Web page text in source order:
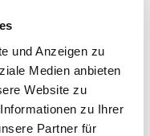
und Anzeigen zu
Medien anbieten
Website zu
zu Ihrer
Partner für
auch